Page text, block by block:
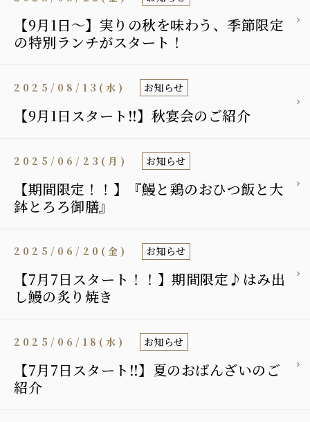
【9月1日〜】実りの秋を味わう、季節限定
の特別ランチがスタート！
【9月1日スタート‼︎】秋宴会のご紹介
2025/08/13(水) お知らせ
【期間限定！！】『鰻と鶏のおひつ飯と大
鉢とろろ御膳』
2025/06/23(月) お知らせ
【7月7日スタート！！】期間限定♪はみ出
し鰻の炙り焼き
2025/06/20(金) お知らせ
【7月7日スタート‼︎】夏のおばんざいのご
紹介
2025/06/18(水) お知らせ